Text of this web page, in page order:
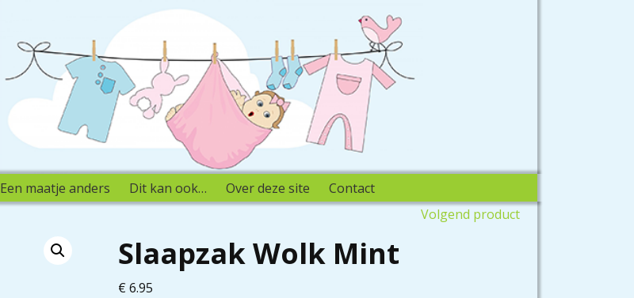
Een maatje anders Dit kan ook… Over deze site
Contact
Volgend product
Slaapzak Wolk Mint
€ 6.95